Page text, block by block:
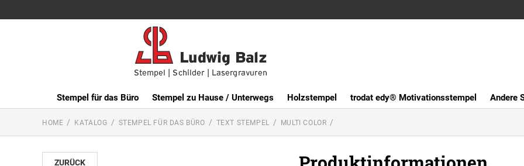
Stempel für das Büro Stempel zu Hause / Unterwegs Holzstempel trodat edy® Motivationsstempel Andere
HOME KATALOG STEMPEL FÜR DAS BÜRO TEXT STEMPEL MULTI COLOR
ZURÜCK